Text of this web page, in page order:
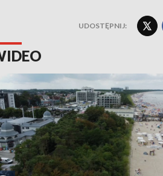
UDOSTĘPNIJ: